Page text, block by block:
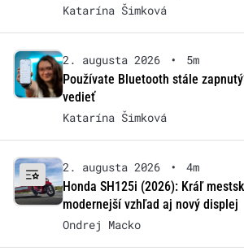
Katarína Šimková
2. augusta 2026 •
5m
Používate Bluetooth stále
vedieť
Katarína Šimková
2. augusta 2026 •
4m
Honda SH125i (2026): Kráľ
modernejší vzhľad aj nový displej
Ondrej Macko